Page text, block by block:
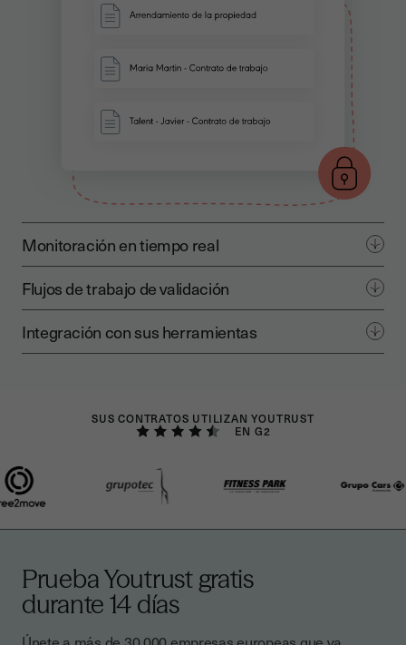
Monitoración en tiempo real
Flujos de trabajo de validación
Integración con sus herramientas
SUS CONTRATOS UTILIZAN YOUTRUST
EN G2
Prueba Youtrust gratis
durante 14 días